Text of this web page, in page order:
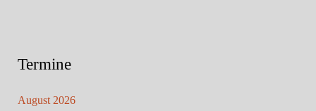
Termine
August 2026